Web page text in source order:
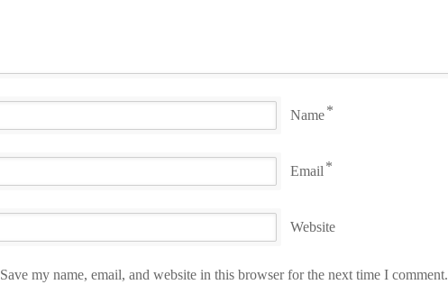
Name*
Email *
Website
Save my name, email, and website in this browser for the next time I comment.